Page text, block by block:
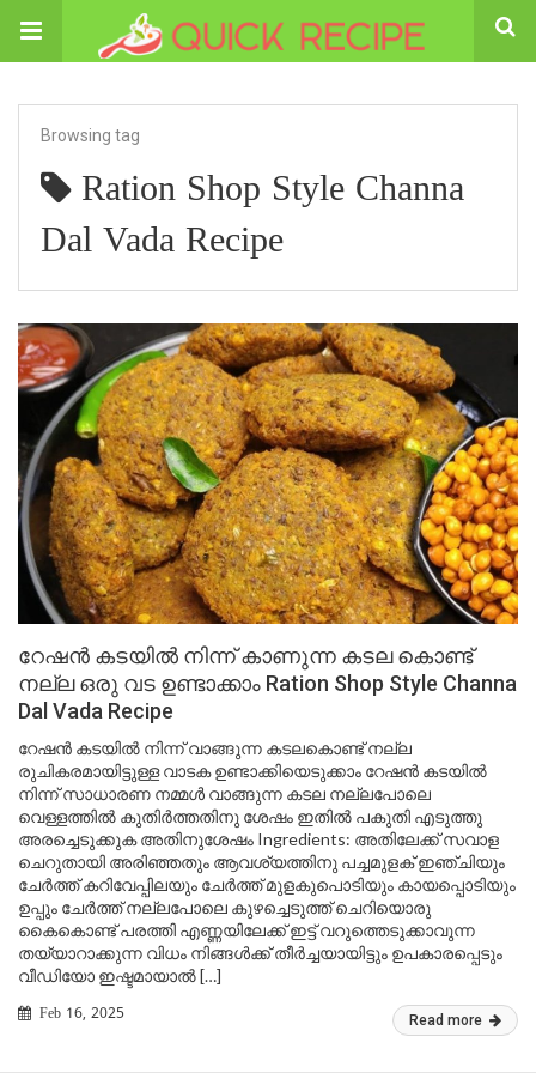
Browsing tag
Ration Shop Style Channa
Dal Vada Recipe
റേഷൻ കടയിൽ നിന്ന് കാണുന്ന കടല കൊണ്ട്
നല്ല ഒരു വട ഉണ്ടാക്കാം Ration Shop Style Channa
Dal Vada Recipe
റേഷൻ കടയിൽ നിന്ന് വാങ്ങുന്ന കടലകൊണ്ട് നല്ല
രുചികരമായിട്ടുള്ള വാടക ഉണ്ടാക്കിയെടുക്കാം റേഷൻ കടയിൽ
നിന്ന് സാധാരണ നമ്മൾ വാങ്ങുന്ന കടല നല്ലപോലെ
വെള്ളത്തിൽ കുതിർത്തതിനു ശേഷം ഇതിൽ പകുതി എടുത്തു
അരച്ചെടുക്കുക അതിനുശേഷം Ingredients: അതിലേക്ക് സവാള
ചെറുതായി അരിഞ്ഞതും ആവശ്യത്തിനു പച്ചമുളക് ഇഞ്ചിയും
ചേർത്ത് കറിവേപ്പിലയും ചേർത്ത് മുളകുപൊടിയും കായപ്പൊടിയും
ഉപ്പും ചേർത്ത് നല്ലപോലെ കുഴച്ചെടുത്ത് ചെറിയൊരു
കൈകൊണ്ട് പരത്തി എണ്ണയിലേക്ക് ഇട്ട് വറുത്തെടുക്കാവുന്ന
തയ്യാറാക്കുന്ന വിധം നിങ്ങൾക്ക് തീർച്ചയായിട്ടും ഉപകാരപ്പെടും
വീഡിയോ ഇഷ്ടമായാൽ […]
Feb 16, 2025 Read more